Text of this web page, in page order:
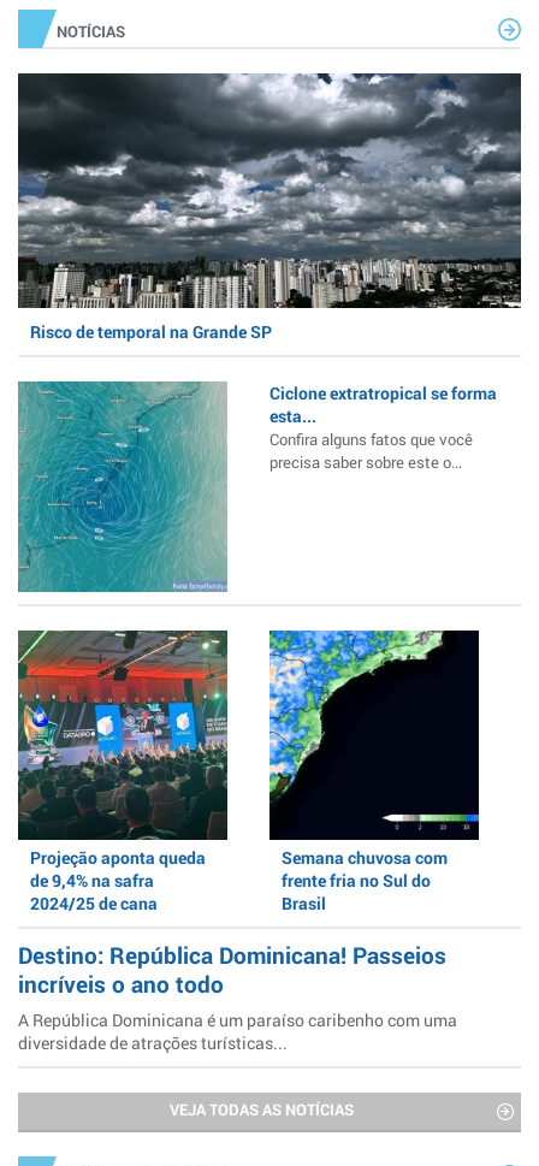
NOTÍCIAS
Risco de temporal na Grande SP
Ciclone extratropical se forma
esta...
Confira alguns fatos que você
precisa saber sobre este o...
Projeção aponta queda
de 9,4% na safra
2024/25 de cana
Semana chuvosa com
frente fria no Sul do
Brasil
Destino: República Dominicana! Passeios
incríveis o ano todo
A República Dominicana é um paraíso caribenho com uma
diversidade de atrações turísticas...
VEJA TODAS AS NOTÍCIAS